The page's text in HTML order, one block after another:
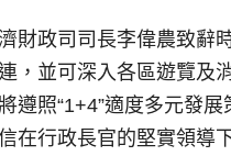
財政司司長李偉農致辭
，並可深入各區遊覽及
遵照“1+4”適度多元發
在行政長官的堅實領導